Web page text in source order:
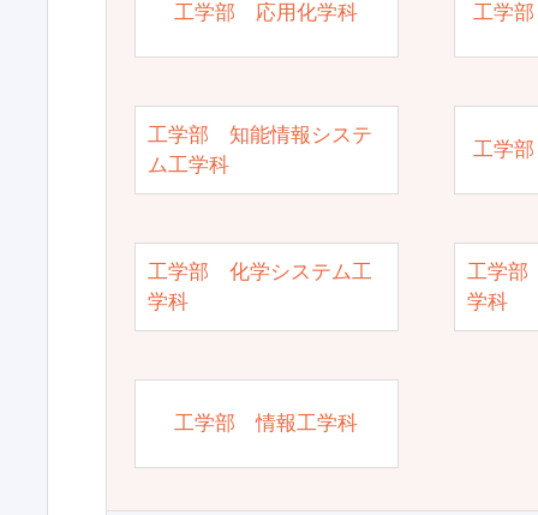
工学部 応用化学科 工学
工学部 知能情報システ
ム工学科
工学
工学部 化学システム工
学科
工学部
学科
工学部 情報工学科